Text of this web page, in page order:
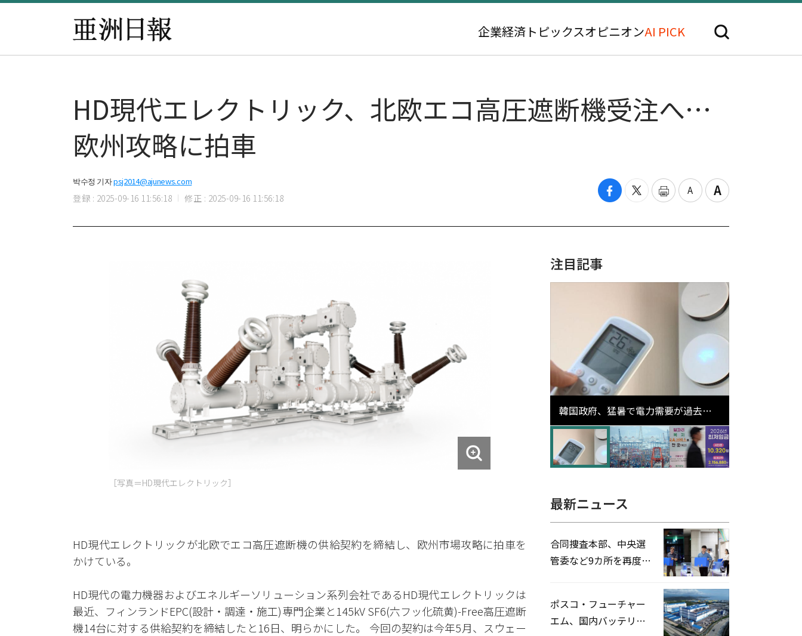
企業経済 トピックスオピニオンAI PICK
HD現代エレクトリック、北欧エコ高圧遮断機受注へ…
欧州攻略に拍車
박수정 기자psj2014@ajunews.com
登録 : 2025-09-16 11:56:18 修正 : 2025-09-16 11:56:18
［写真＝HD現代エレクトリック］
HD現代エレクトリックが北欧でエコ高圧遮断機の供給契約を締結し、欧州市場攻略に拍車を
かけている。
HD現代の電力機器およびエネルギーソリューション系列会社であるHD現代エレクトリックは
最近、フィンランドEPC(設計・調達・施工)専門企業と145kV SF6(六フッ化硫黄)-Free高圧遮断
機14台に対する供給契約を締結したと16日、明らかにした。 今回の契約は今年5月、スウェー
注目記事
韓国政府、猛暑で電力需要が過去最
高更新の可能性に需給対応体制を点
検
最新ニュース
合同捜査本部、中央選
管委など9カ所を再度家
ポスコ・フューチャー
エム、国内バッテリー